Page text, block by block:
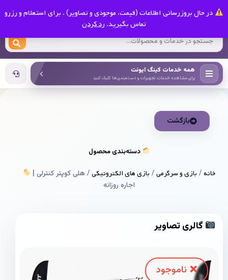
در حال بروزرسانی اطلاعات (قیمت، موجودی و تصاویر) . برای استعلام و رزرو
تماس بگیرید. رد کردن
کینگ ایونت
همه خدمات کینگ ایونت
برای مشاهده خدمات، تجهیزات و دسته‌بندی‌ها کلیک کنید
بازگشت
دسته‌بندی محصول
خانه/ بازی و سرگرمی/ بازی های الکترونیکی/ هلی کوپتر کنترلی |
اجاره روزانه
گالری تصاویر